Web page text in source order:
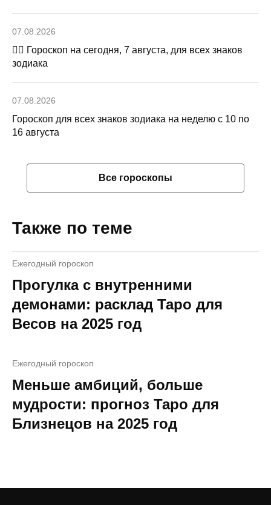
07.08.2026
🧙‍♀ Гороскоп на сегодня, 7 августа, для всех знаков
зодиака
07.08.2026
Гороскоп для всех знаков зодиака на неделю с 10 по
16 августа
Все гороскопы
Также по теме
Ежегодный гороскоп
Прогулка с внутренними
демонами: расклад Таро для
Весов на 2025 год
Ежегодный гороскоп
Меньше амбиций, больше
мудрости: прогноз Таро для
Близнецов на 2025 год